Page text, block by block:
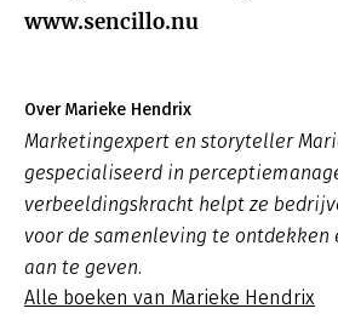
www.sencillo.nu
Over Marieke Hendrix
Marketingexpert en storyteller
gespecialiseerd in
verbeeldingskracht helpt ze
voor de samenleving te ontdekken
aan te geven.
Alle boeken van Marieke Hendrix